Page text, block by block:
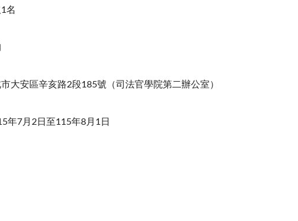
名
大安區辛亥路2段185號（司法官學院第二辦公室）
年7月2日至115年8月1日